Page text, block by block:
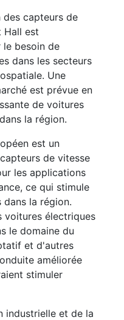
des capteurs de
Hall est
besoin de
dans les secteurs
Une
est prévue en
de voitures
la région.
est un
de vitesse
les applications
ce qui stimule
dans la région.
voitures électriques
le domaine du
et d'autres
améliorée
stimuler
industrielle et de la